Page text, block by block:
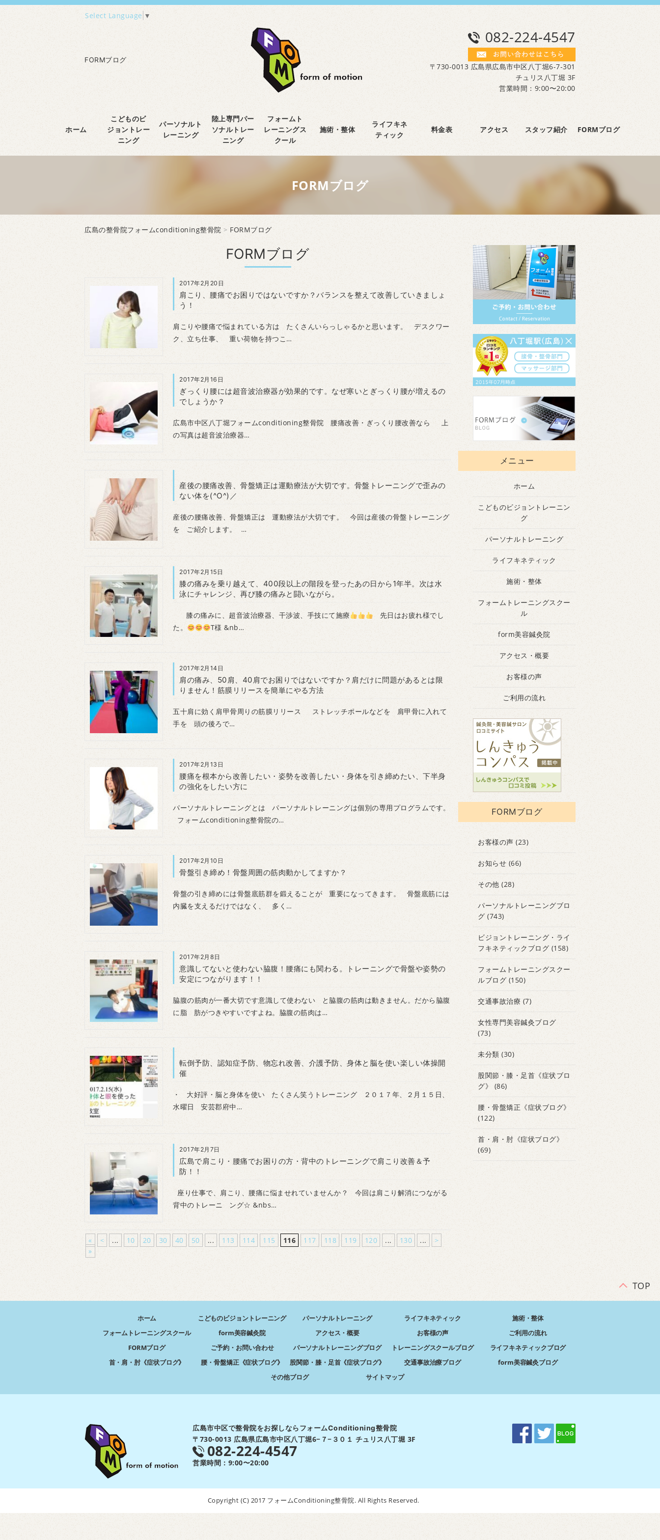
Select Language ▼
FORMブログ
082-224-4547
〒730-0013 広島県広島市中区八丁堀6-7-301
チュリス八丁堀 3F
営業時間：9:00〜20:00
ホーム
こどものビ
ジョントレー
ニング
パーソナルト
レーニング
陸上専門パー
ソナルトレー
ニング
フォームト
レーニングス
クール
施術・整体
ライフキネ
ティック
料金表 アクセス スタッフ紹介 FORMブログ
FORMブログ
広島の整骨院フォームconditioning整骨院 > FORMブログ
FORMブログ
2017年2月20日
肩こり、腰痛でお困りではないですか？バランスを整えて改善していきましょ
う！
肩こりや腰痛で悩まれている方は たくさんいらっしゃるかと思います。 デスクワー
ク、立ち仕事、 重い荷物を持つこ…
2017年2月16日
ぎっくり腰には超音波治療器が効果的です。なぜ寒いとぎっくり腰が増えるの
でしょうか？
広島市中区八丁堀フォームconditioning整骨院 腰痛改善・ぎっくり腰改善なら 上
の写真は超音波治療器…
産後の腰痛改善、骨盤矯正は運動療法が大切です。骨盤トレーニングで歪みの
ない体を(^O^)／
産後の腰痛改善、骨盤矯正は 運動療法が大切です。 今回は産後の骨盤トレーニング
を ご紹介します。 …
2017年2月15日
膝の痛みを乗り越えて、400段以上の階段を登ったあの日から1年半。次は水
泳にチャレンジ、再び膝の痛みと闘いながら。
膝の痛みに、超音波治療器、干渉波、手技にて施療
先日はお疲れ様でし
た。
T様 &nb…
2017年2月14日
肩の痛み、50肩、40肩でお困りではないですか？肩だけに問題があるとは限
りません！筋膜リリースを簡単にやる方法
五十肩に効く肩甲骨周りの筋膜リリース ストレッチポールなどを 肩甲骨に入れて
手を 頭の後ろで…
2017年2月13日
腰痛を根本から改善したい・姿勢を改善したい・身体を引き締めたい、下半身
の強化をしたい方に
パーソナルトレーニングとは パーソナルトレーニングは個別の専用プログラムです。
フォームconditioning整骨院の…
2017年2月10日
骨盤引き締め！骨盤周囲の筋肉動かしてますか？
骨盤の引き締めには骨盤底筋群を鍛えることが 重要になってきます。 骨盤底筋には
内臓を支えるだけではなく、 多く…
2017年2月8日
意識してないと使わない脇腹！腰痛にも関わる。トレーニングで骨盤や姿勢の
安定につながります！！
脇腹の筋肉が一番大切です意識して使わない と脇腹の筋肉は動きません。だから脇腹
に脂 肪がつきやすいですよね。脇腹の筋肉は…
転倒予防、認知症予防、物忘れ改善、介護予防、身体と脳を使い楽しい体操開
催
・ 大好評・脳と身体を使い たくさん笑うトレーニング ２０１７年、２月１５日、
水曜日 安芸郡府中…
2017年2月7日
広島で肩こり・腰痛でお困りの方・背中のトレーニングで肩こり改善＆予
防！！
座り仕事で、肩こり、腰痛に悩ませれていませんか？ 今回は肩こり解消につながる
背中のトレーニ ング☆ &nbs…
« < ... 10 20 30 40 50 ... 113 114 115 116 117 118 119 120 ... 130 ...
>
»
メニュー
ホーム
こどものビジョントレーニン
グ
パーソナルトレーニング
ライフキネティック
施術・整体
フォームトレーニングスクー
ル
form美容鍼灸院
アクセス・概要
お客様の声
ご利用の流れ
FORMブログ
お客様の声 (23)
お知らせ (66)
その他 (28)
パーソナルトレーニングブロ
グ (743)
ビジョントレーニング・ライ
フキネティックブログ (158)
フォームトレーニングスクー
ルブログ(150)
交通事故治療 (7)
女性専門美容鍼灸ブログ
(73)
未分類 (30)
股関節・膝・足首《症状ブロ
グ》
(86)
腰・骨盤矯正《症状ブログ》
(122)
首・肩・肘《症状ブログ》
(69)
TOP
ホーム こどものビジョントレーニング パーソナルトレーニング ライフキネティック
施術・整体
フォームトレーニングスクール
form美容鍼灸院 アクセス・概要 お客様の声
ご利用の流れ
FORMブログ
ご予約・お問い合わせ パーソナルトレーニングブログ トレーニングスクールブログ
ライフキネティックブログ
首・肩・肘《症状ブログ》
腰・骨盤矯正《症状ブログ》 股関節・膝・足首《症状ブログ》 交通事故治療ブログ
form美容鍼灸ブログ
その他ブログ
サイトマップ
広島市中区で整骨院をお探しならフォームConditioning整骨院
〒730-0013 広島県広島市中区八丁堀6−７−３０１ チュリス八丁堀 3F
082-224-4547
営業時間：9:00〜20:00
Copyright (C) 2017 フォームConditioning整骨院. All Rights Reserved.